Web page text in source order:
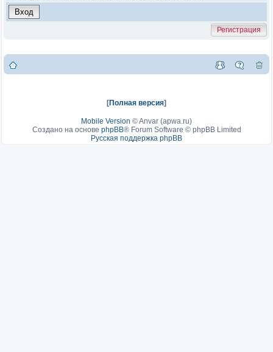
Регистрация
[Полная версия]
Mobile Version ©Anvar (apwa.ru)
Создано на основе phpBB® Forum Software © phpBB Limited
Русская поддержка phpBB